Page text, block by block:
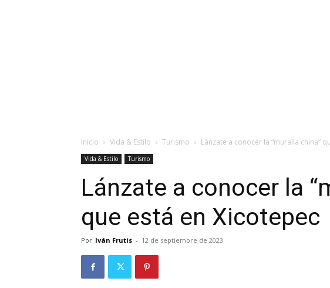
Inicio Vida & Estilo Turismo Lánzate a conocer la “muralla china”
Vida & Estilo Turismo
Lánzate a conocer la
que está en Xicotepec
Por Iván Frutis - 12 de septiembre de 2023